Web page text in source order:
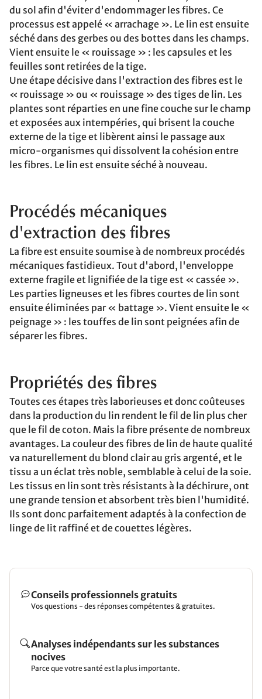
du sol afin d'éviter d'endommager les fibres. Ce
processus est appelé « arrachage ». Le lin est ensuite
séché dans des gerbes ou des bottes dans les champs.
Vient ensuite le « rouissage » : les capsules et les
feuilles sont retirées de la tige.
Une étape décisive dans l'extraction des fibres est le
« rouissage » ou « rouissage » des tiges de lin. Les
plantes sont réparties en une fine couche sur le champ
et exposées aux intempéries, qui brisent la couche
externe de la tige et libèrent ainsi le passage aux
micro-organismes qui dissolvent la cohésion entre
les fibres. Le lin est ensuite séché à nouveau.
Procédés mécaniques
d'extraction des fibres
La fibre est ensuite soumise à de nombreux procédés
mécaniques fastidieux. Tout d'abord, l'enveloppe
externe fragile et lignifiée de la tige est « cassée ».
Les parties ligneuses et les fibres courtes de lin sont
ensuite éliminées par « battage ». Vient ensuite le «
peignage » : les touffes de lin sont peignées afin de
séparer les fibres.
Propriétés des fibres
Toutes ces étapes très laborieuses et donc coûteuses
dans la production du lin rendent le fil de lin plus cher
que le fil de coton. Mais la fibre présente de nombreux
avantages. La couleur des fibres de lin de haute qualité
va naturellement du blond clair au gris argenté, et le
tissu a un éclat très noble, semblable à celui de la soie.
Les tissus en lin sont très résistants à la déchirure, ont
une grande tension et absorbent très bien l'humidité.
Ils sont donc parfaitement adaptés à la confection de
linge de lit raffiné et de couettes légères.
Conseils professionnels gratuits
Vos questions - des réponses compétentes & gratuites.
Analyses indépendants sur les substances
nocives
Parce que votre santé est la plus importante.